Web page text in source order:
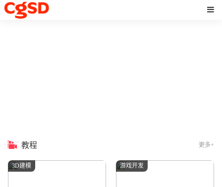
教程 更多+
3D建模 游戏开发